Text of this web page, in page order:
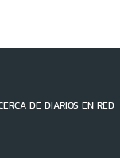
DE DIARIOS EN RED